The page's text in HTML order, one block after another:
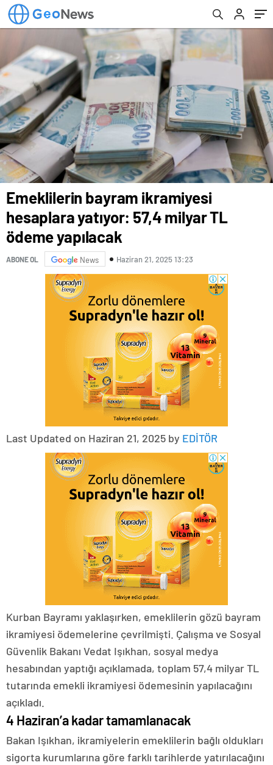
Emeklilerin bayram ikramiyesi
hesaplara yatıyor: 57,4 milyar TL
ödeme yapılacak
ABONE OL News Haziran 21, 2025 13:23
Last Updated on Haziran 21, 2025 by EDİTÖR
Kurban Bayramı yaklaşırken, emeklilerin gözü bayram
ikramiyesi ödemelerine çevrilmişti. Çalışma ve Sosyal
Güvenlik Bakanı Vedat Işıkhan, sosyal medya
hesabından yaptığı açıklamada, toplam 57,4 milyar TL
tutarında emekli ikramiyesi ödemesinin yapılacağını
açıkladı.
4 Haziran’a kadar tamamlanacak
Bakan Işıkhan, ikramiyelerin emeklilerin bağlı oldukları
sigorta kurumlarına göre farklı tarihlerde yatırılacağını